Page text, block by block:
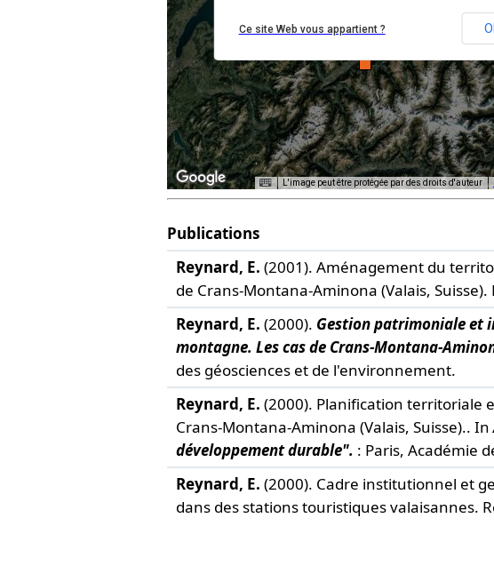
For development purposes only
L'image peut être protégée par des droits d'auteur
Ce site Web vous appartient ?
Publications
Reynard, E. (2001). Aménagement du
de Crans-Montana-Aminona (Valais, Suisse).
Reynard, E. (2000). Gestion patrimoniale et
montagne. Les cas de Crans-Montana-
des géosciences et de l'environnement.
Reynard, E. (2000). Planification territoriale
Crans-Montana-Aminona (Valais, Suisse).. In
développement durable". : Paris, Académie
Reynard, E. (2000). Cadre institutionnel et
dans des stations touristiques valaisannes.